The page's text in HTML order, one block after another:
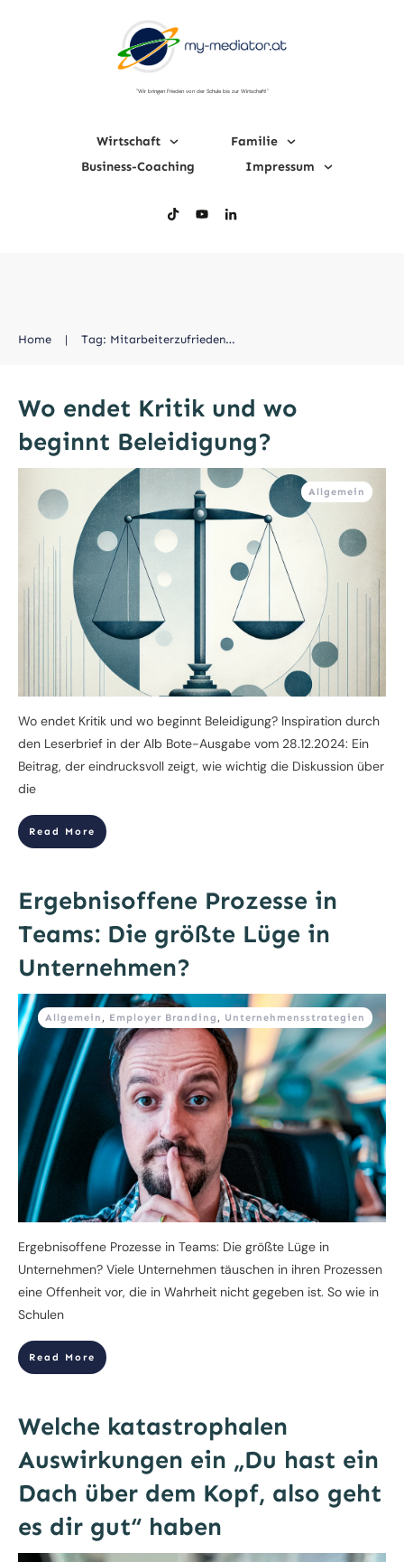
"Wir bringen Frieden von der Schule bis zur Wirtschaft!"
Wirtschaft
Familie
Business-Coaching
Impressum
Home | Tag: Mitarbeiterzufriedenheit
Wo endet Kritik und wo
beginnt Beleidigung?
Allgemein
Wo endet Kritik und wo beginnt Beleidigung? Inspiration durch
den Leserbrief in der Alb Bote-Ausgabe vom 28.12.2024: Ein
Beitrag, der eindrucksvoll zeigt, wie wichtig die Diskussion über
die
Read More
Ergebnisoffene Prozesse in
Teams: Die größte Lüge in
Unternehmen?
Allgemein , Employer Branding , Unternehmensstrategien
Ergebnisoffene Prozesse in Teams: Die größte Lüge in
Unternehmen? Viele Unternehmen täuschen in ihren Prozessen
eine Offenheit vor, die in Wahrheit nicht gegeben ist. So wie in
Schulen
Read More
Welche katastrophalen
Auswirkungen ein „Du hast ein
Dach über dem Kopf, also geht
es dir gut“ haben